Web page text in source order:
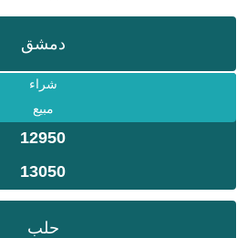
دمشق
شراء
مبيع
12950
13050
حلب